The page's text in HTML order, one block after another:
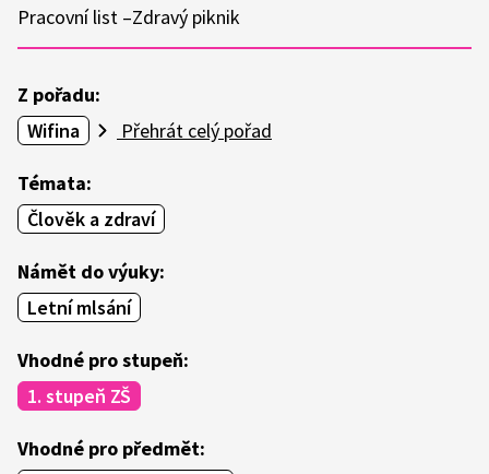
Pracovní list –Zdravý piknik
Z pořadu:
Wifina
Přehrát celý pořad
Témata:
Člověk a zdraví
Námět do výuky:
Letní mlsání
Vhodné pro stupeň:
1. stupeň ZŠ
Vhodné pro předmět: